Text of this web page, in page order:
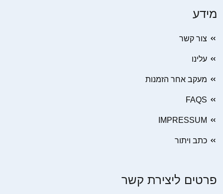
מידע
צור קשר
עלינו
מעקב אחר הזמנות
FAQS
IMPRESSUM
כתב ויתור
פרטים ליצירת קשר